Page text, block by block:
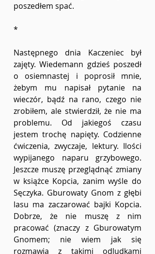
poszedłem spać.
*
Następnego dnia Kaczeniec był
zajęty. Wiedemann gdzieś poszedł
o osiemnastej i poprosił mnie,
żebym mu napisał pytanie na
wieczór, bądź na rano, czego nie
zrobiłem, ale stwierdził, że nie ma
problemu. Od jakiegoś czasu
jestem trochę napięty. Codzienne
ćwiczenia, zwyczaje, lektury. Ilości
wypijanego naparu grzybowego.
Jeszcze muszę przeglądnąć zmiany
w książce Kopcia, zanim wyśle do
Sęczyka. Gburowaty Gnom z głębi
lasu ma zaczarować bajki Kopcia.
Dobrze, że nie muszę z nim
pracować (znaczy z Gburowatym
Gnomem; nie wiem jak się
rozmawia z takimi odludkami